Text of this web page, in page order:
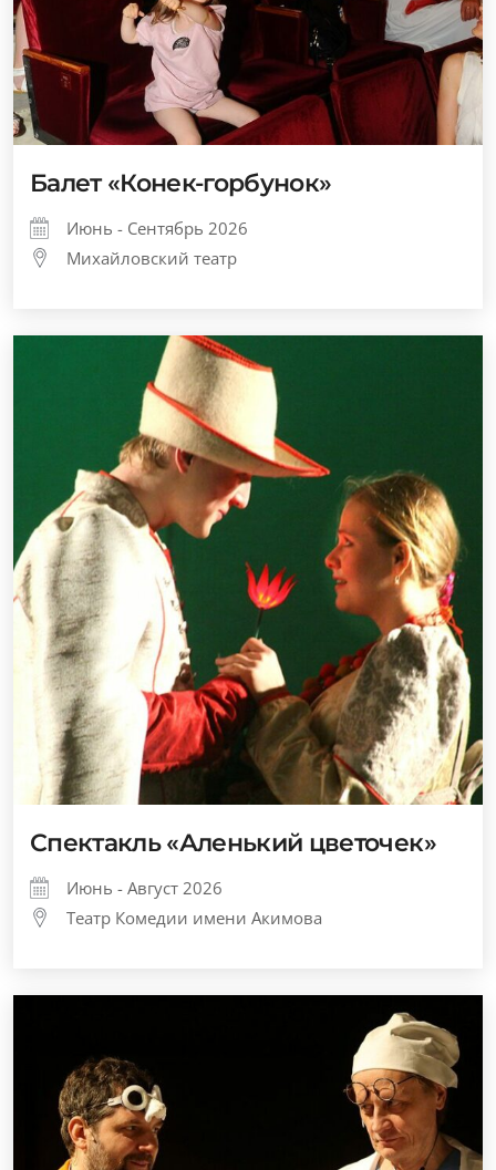
Балет «Конек-горбунок»
Июнь - Сентябрь 2026
Михайловский театр
Спектакль «Аленький цветочек»
Июнь - Август 2026
Театр Комедии имени Акимова